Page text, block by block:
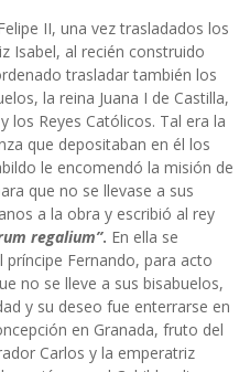
II, una vez trasladados los
Isabel, al recién construido
trasladar también los
la reina Juana I de Castilla,
los Reyes Católicos. Tal era la
que depositaban en él los
le encomendó la misión de
que no se llevase a sus
a la obra y escribió al rey
regalium”. En ella se
Fernando, para acto
no se lleve a sus bisabuelos,
y su deseo fue enterrarse en
en Granada, fruto del
Carlos y la emperatriz